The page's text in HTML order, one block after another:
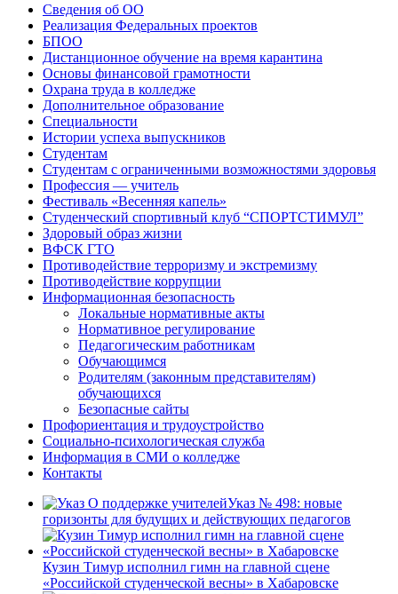
Сведения об ОО
Реализация Федеральных проектов
БПОО
Дистанционное обучение на время карантина
Основы финансовой грамотности
Охрана труда в колледже
Дополнительное образование
Специальности
Истории успеха выпускников
Студентам
Студентам с ограниченными возможностями здоровья
Профессия — учитель
Фестиваль «Весенняя капель»
Студенческий спортивный клуб “СПОРТСТИМУЛ”
Здоровый образ жизни
ВФСК ГТО
Противодействие терроризму и экстремизму
Противодействие коррупции
Информационная безопасность
Локальные нормативные акты
Нормативное регулирование
Педагогическим работникам
Обучающимся
Родителям (законным представителям)
обучающихся
Безопасные сайты
Профориентация и трудоустройство
Социально-психологическая служба
Информация в СМИ о колледже
Контакты
Указ № 498: новые
горизонты для будущих и действующих педагогов
Кузин Тимур исполнил гимн на главной сцене
«Российской студенческой весны» в Хабаровске